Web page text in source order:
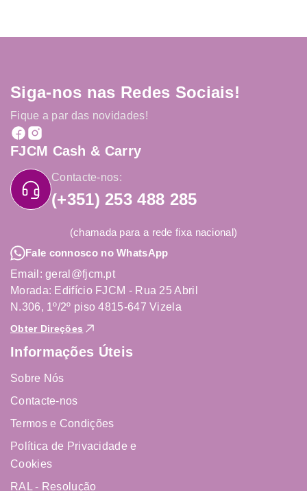
Siga-nos nas Redes Sociais!
Fique a par das novidades!
FJCM Cash & Carry
Contacte-nos:
(+351) 253 488 285
(chamada para a rede fixa nacional)
Fale connosco no WhatsApp
Email: geral@fjcm.pt
Morada: Edifício FJCM - Rua 25 Abril
N.306, 1º/2º piso 4815-647 Vizela
Obter Direções
Informações Úteis
Sobre Nós
Contacte-nos
Termos e Condições
Política de Privacidade e
Cookies
RAL - Resolução